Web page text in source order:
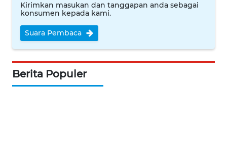
Kirimkan masukan dan tanggapan anda sebagai
konsumen kepada kami.
Suara Pembaca
Berita Populer
MAJALENGKA
SUBANG